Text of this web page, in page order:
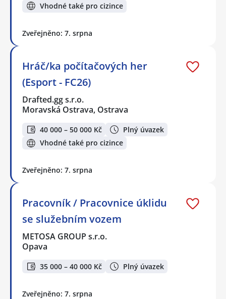
Vhodné také pro cizince
Zveřejněno: 7. srpna
Hráč/ka počítačových her
(Esport - FC26)
Drafted.gg s.r.o.
Moravská Ostrava, Ostrava
40 000 – 50 000 Kč
Plný úvazek
Vhodné také pro cizince
Zveřejněno: 7. srpna
Pracovník / Pracovnice úklidu
se služebním vozem
METOSA GROUP s.r.o.
Opava
35 000 – 40 000 Kč Plný úvazek
Zveřejněno: 7. srpna